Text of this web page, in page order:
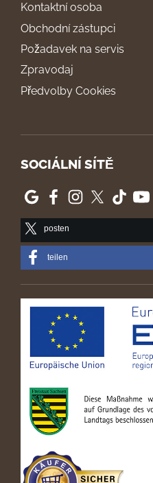
Kontaktní osoba
Obchodní zástupci
Požadavek na servis
Zpravodaj
Předvolby Cookies
SOCIÁLNÍ SÍTĚ
posten
teilen